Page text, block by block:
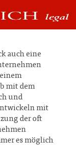
auch eine
mit dem
und
mit
der oft
es möglich